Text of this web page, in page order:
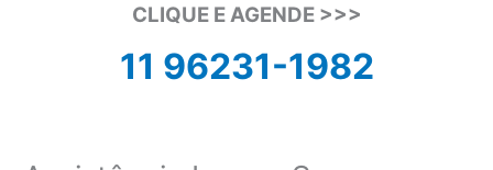
CLIQUE E AGENDE >>>
11 96231-1982